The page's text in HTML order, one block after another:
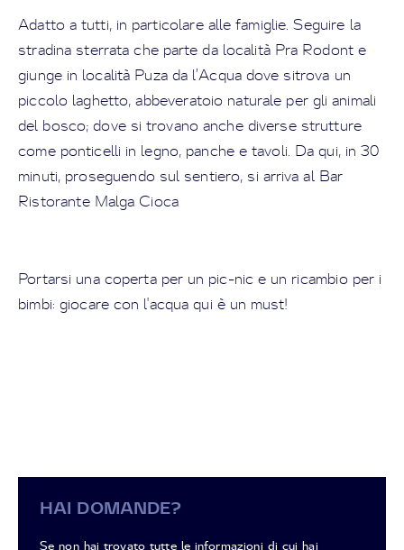
Adatto a tutti, in particolare alle famiglie. Seguire la
stradina sterrata che parte da località Pra Rodont e
giunge in località Puza da l’Acqua dove sitrova un
piccolo laghetto, abbeveratoio naturale per gli animali
del bosco; dove si trovano anche diverse strutture
come ponticelli in legno, panche e tavoli. Da qui, in 30
minuti, proseguendo sul sentiero, si arriva al Bar
Ristorante Malga Cioca
Portarsi una coperta per un pic-nic e un ricambio per i
bimbi: giocare con l'acqua qui è un must!
HAI DOMANDE?
Se non hai trovato tutte le informazioni di cui hai